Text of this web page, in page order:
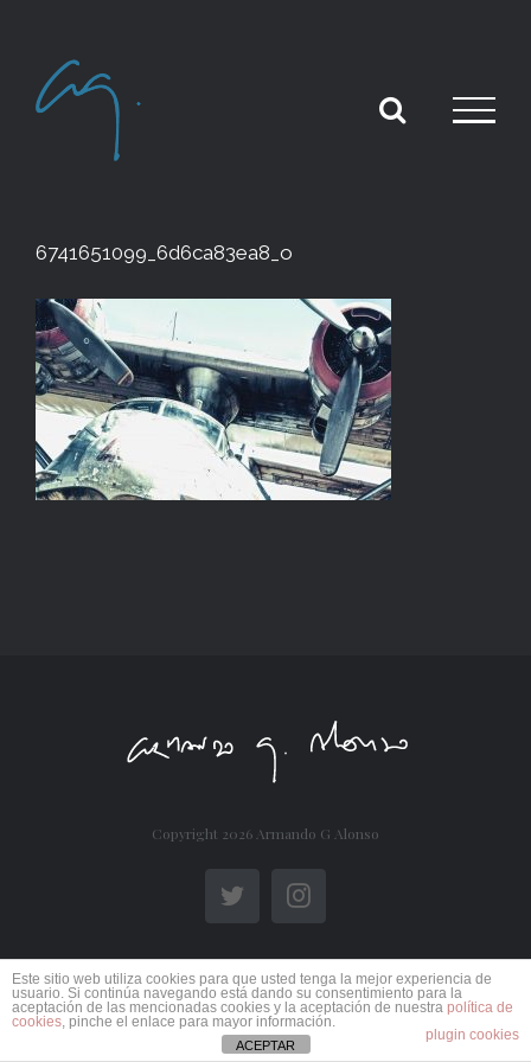
content
6741651099_6d6ca83ea8_o
Copyright 2026 Armando G Alonso
TwitterInstagram
Este sitio web utiliza cookies para que usted tenga la mejor experiencia de
usuario. Si continúa navegando está dando su consentimiento para la
aceptación de las mencionadas cookies y la aceptación de nuestra política de
cookies, pinche el enlace para mayor información.
plugin cookies
ACEPTAR